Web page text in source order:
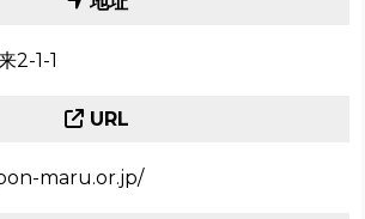
2-1-1
URL
maru.or.jp/